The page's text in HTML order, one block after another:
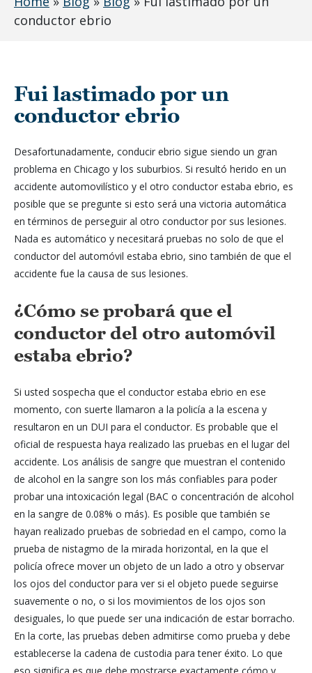
conductor ebrio
Fui lastimado por un
conductor ebrio
Desafortunadamente, conducir ebrio sigue siendo un gran
problema en Chicago y los suburbios. Si resultó herido en un
accidente automovilístico y el otro conductor estaba ebrio, es
posible que se pregunte si esto será una victoria automática
en términos de perseguir al otro conductor por sus lesiones.
Nada es automático y necesitará pruebas no solo de que el
conductor del automóvil estaba ebrio, sino también de que el
accidente fue la causa de sus lesiones.
¿Cómo se probará que el
conductor del otro automóvil
estaba ebrio?
Si usted sospecha que el conductor estaba ebrio en ese
momento, con suerte llamaron a la policía a la escena y
resultaron en un DUI para el conductor. Es probable que el
oficial de respuesta haya realizado las pruebas en el lugar del
accidente. Los análisis de sangre que muestran el contenido
de alcohol en la sangre son los más confiables para poder
probar una intoxicación legal (BAC o concentración de alcohol
en la sangre de 0.08% o más). Es posible que también se
hayan realizado pruebas de sobriedad en el campo, como la
prueba de nistagmo de la mirada horizontal, en la que el
policía ofrece mover un objeto de un lado a otro y observar
los ojos del conductor para ver si el objeto puede seguirse
suavemente o no, o si los movimientos de los ojos son
desiguales, lo que puede ser una indicación de estar borracho.
En la corte, las pruebas deben admitirse como prueba y debe
establecerse la cadena de custodia para tener éxito. Lo que